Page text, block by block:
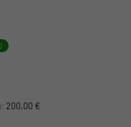
200,00 €